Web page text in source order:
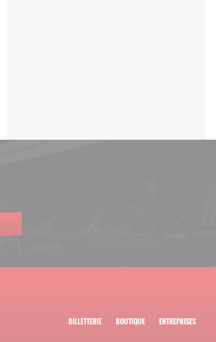
BILLETTERIE BOUTIQUE ENTREPRISES